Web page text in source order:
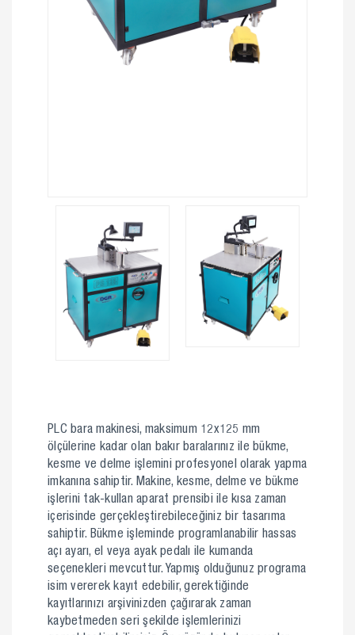
PLC bara makinesi, maksimum 12x125 mm
ölçülerine kadar olan bakır baralarınız ile bükme,
kesme ve delme işlemini profesyonel olarak yapma
imkanına sahiptir. Makine, kesme, delme ve bükme
işlerini tak-kullan aparat prensibi ile kısa zaman
içerisinde gerçekleştirebileceğiniz bir tasarıma
sahiptir. Bükme işleminde programlanabilir hassas
açı ayarı, el veya ayak pedalı ile kumanda
seçenekleri mevcuttur. Yapmış olduğunuz programa
isim vererek kayıt edebilir, gerektiğinde
kayıtlarınızı arşivinizden çağırarak zaman
kaybetmeden seri şekilde işlemlerinizi